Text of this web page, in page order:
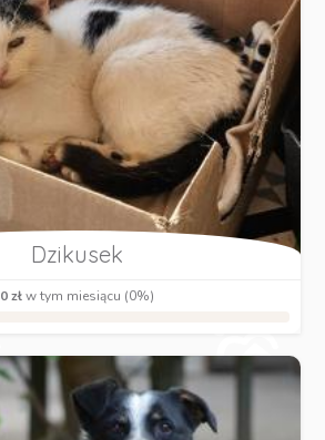
Dzikusek
0 złw tym miesiącu (0%)